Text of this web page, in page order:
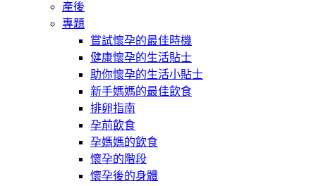
產後
專題
嘗試懷孕的最佳時機
健康懷孕的生活貼士
助你懷孕的生活小貼士
新手媽媽的最佳飲食
排卵指南
孕前飲食
孕媽媽的飲食
懷孕的階段
懷孕後的身體